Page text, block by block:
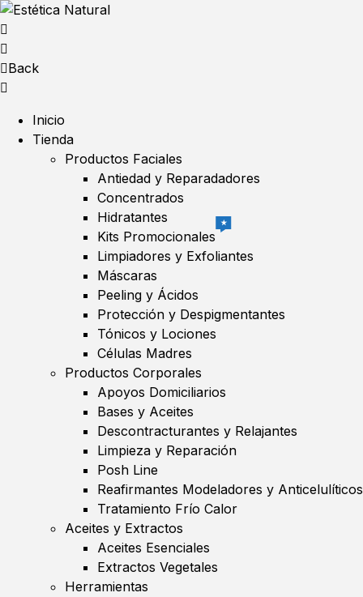
Back
Inicio
Tienda
Productos Faciales
Antiedad y Reparadadores
Concentrados
Hidratantes
Kits Promocionales
★
Limpiadores y Exfoliantes
Máscaras
Peeling y Ácidos
Protección y Despigmentantes
Tónicos y Lociones
Células Madres
Productos Corporales
Apoyos Domiciliarios
Bases y Aceites
Descontracturantes y Relajantes
Limpieza y Reparación
Posh Line
Reafirmantes Modeladores y Anticelulíticos
Tratamiento Frío Calor
Aceites y Extractos
Aceites Esenciales
Extractos Vegetales
Herramientas